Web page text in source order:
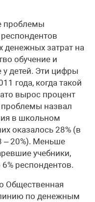
проблемы
денежных затрат на
обучение и
у детей. Эти цифры
года, когда такой
вырос процент
проблемы назвал
в школьном
оказалось 28% (в
– 20%). Меньше
учебники,
респондентов.
Общественная
по денежным